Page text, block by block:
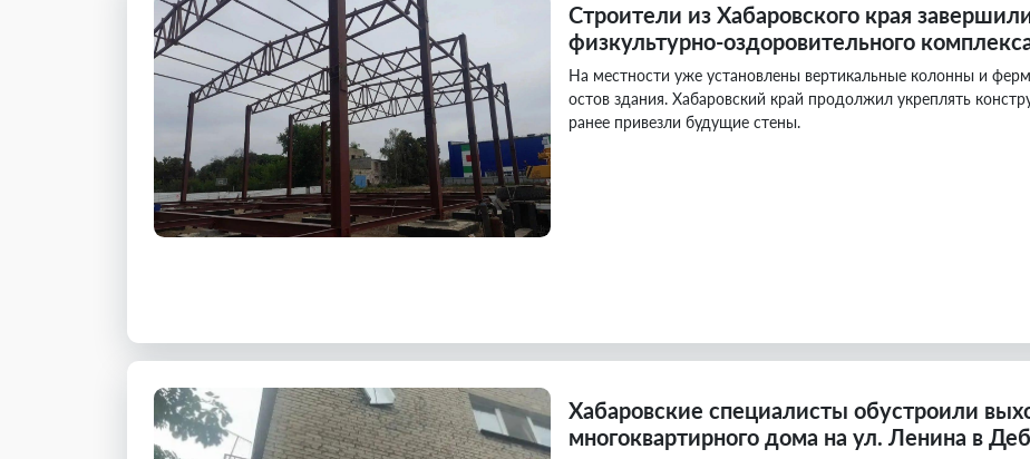
Строители из Хабаровского края
физкультурно-оздоровительного
На местности уже установлены вертикальные колонны и
остов здания. Хабаровский край продолжил укреплять
ранее привезли будущие стены.
Хабаровские специалисты обустроили
многоквартирного дома на ул. Ленина в